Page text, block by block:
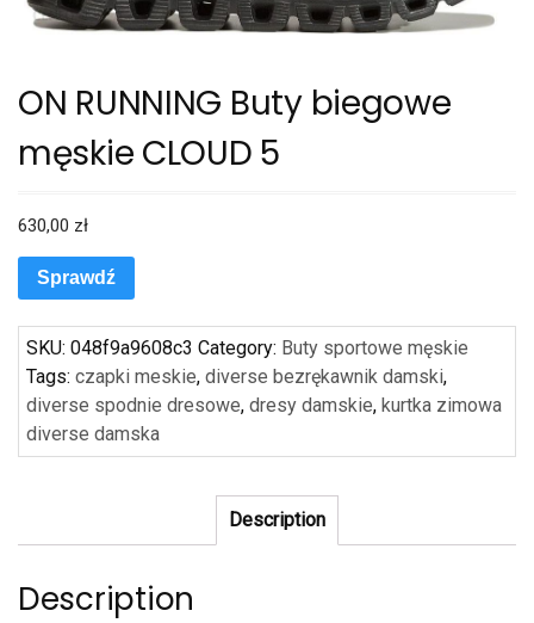
ON RUNNING Buty biegowe
męskie CLOUD 5
630,00 zł
Sprawdź
SKU: 048f9a9608c3 Category: Buty sportowe męskie
Tags: czapki meskie, diverse bezrękawnik damski,
diverse spodnie dresowe, dresy damskie, kurtka zimowa
diverse damska
Description
Description